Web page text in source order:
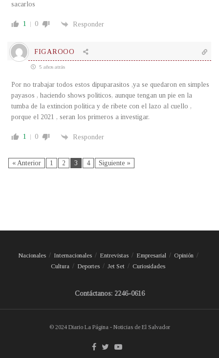
sacarlos
1 0 Responder
FIGAROOO
5 años atrás
Por no trabajar todos estos dipuparasitos ,ya se quedaron en simples
payasos , haciendo shows politicos, aunque tengan un pie en la
tumba de la extincion politica y de ribete con el lazo al cuello ,
porque el 2021 , seran los primeros a investigar.
1 0 Responder
« Anterior 1 2 3 4 Siguiente »
Nacionales Internacionales Entrevistas Empresarial
Opinión
Cultura
Deportes Jet Set Curiosidades
Contáctanos: 2246-0616
© 2024 Diario La Página - Noticias de El Salvador